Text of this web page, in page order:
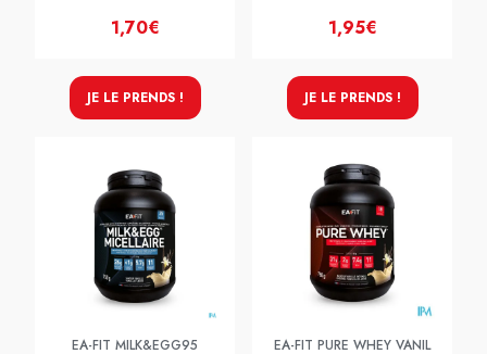
1,70€
JE LE PRENDS !
1,95€
JE LE PRENDS !
EA-FIT MILK&EGG95
EA-FIT PURE WHEY VANIL